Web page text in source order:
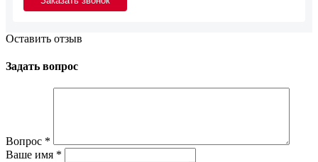
Оставить отзыв
Задать вопрос
Вопрос *
Ваше имя *